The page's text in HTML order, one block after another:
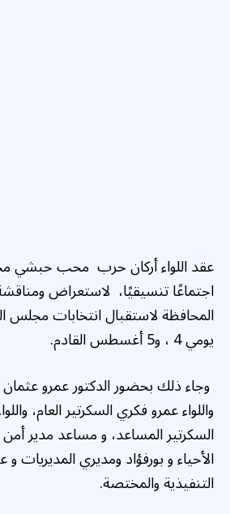
عقد اللواء أركان حرب محب حبشي
اجتماعًا تنسيقيًا، لاستعراض
المحافظة لاستقبال انتخابات مجلس
يومي 4 ، و5 أغسطس القادم.
وجاء ذلك بحضور الدكتور عمرو
واللواء عمرو فكري السكرتير العام،
السكرتير المساعد، و مساعد مدير
الأحياء و بورفؤاد ومديري المديريات
التنفيذية والمختصة.